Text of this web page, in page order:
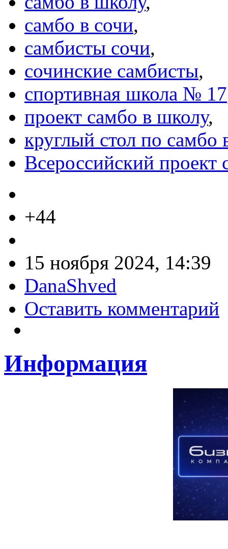
самбо в сочи,
самбисты сочи,
сочинские самбисты,
спортивная школа № 17
проект самбо в школу,
круглый стол по самбо
Всероссийский
+44
15 ноября 2024, 14:39
DanaShved
Оставить комментарий
Информация